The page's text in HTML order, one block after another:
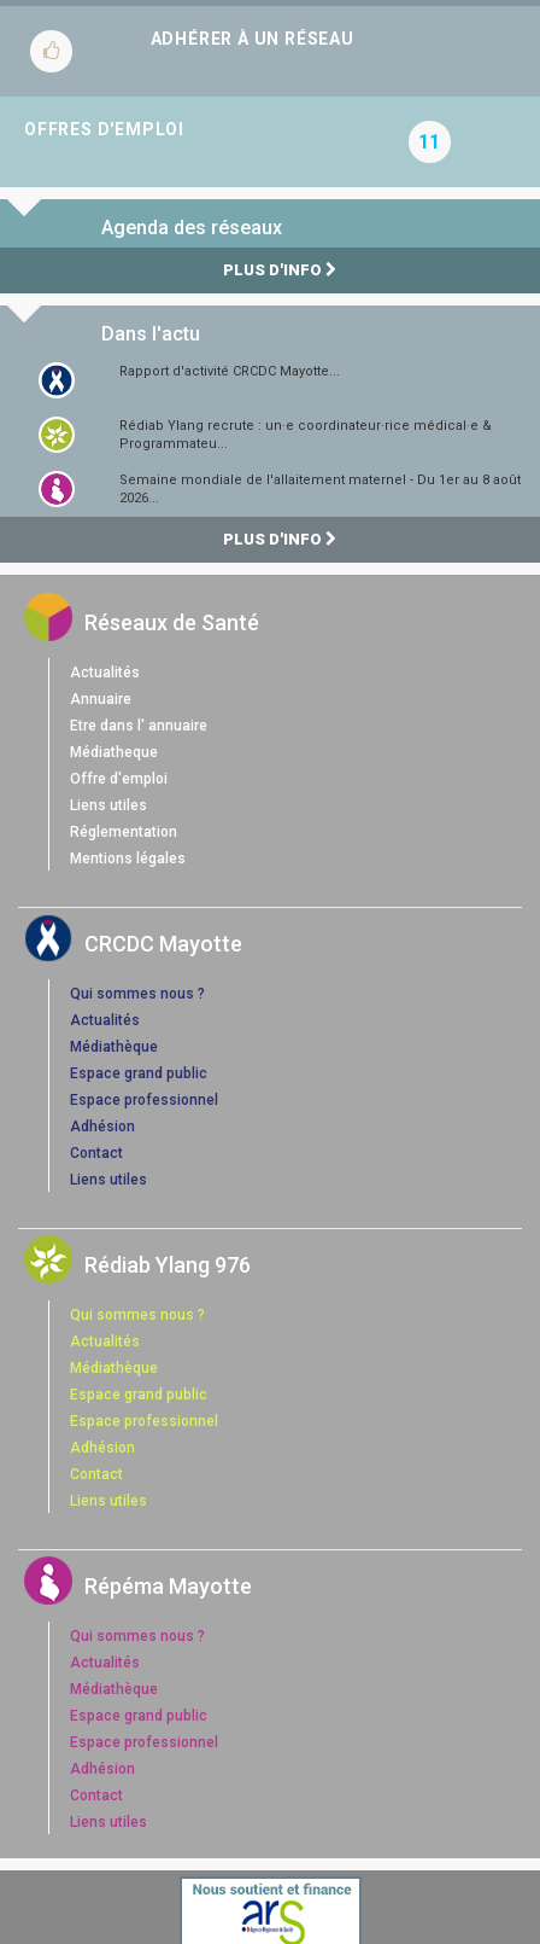
ADHÉRER À UN RÉSEAU
OFFRES D'EMPLOI
11
Agenda des réseaux
PLUS D'INFO
Dans l'actu
Rapport d'activité CRCDC Mayotte...
Rédiab Ylang recrute : un·e coordinateur·rice médical·e &
Programmateu...
Semaine mondiale de l'allaitement maternel - Du 1er au 8 août
2026...
PLUS D'INFO
Réseaux de Santé
Actualités
Annuaire
Etre dans l' annuaire
Médiatheque
Offre d'emploi
Liens utiles
Réglementation
Mentions légales
CRCDC Mayotte
Qui sommes nous ?
Actualités
Médiathèque
Espace grand public
Espace professionnel
Adhésion
Contact
Liens utiles
Rédiab Ylang 976
Qui sommes nous ?
Actualités
Médiathèque
Espace grand public
Espace professionnel
Adhésion
Contact
Liens utiles
Répéma Mayotte
Qui sommes nous ?
Actualités
Médiathèque
Espace grand public
Espace professionnel
Adhésion
Contact
Liens utiles